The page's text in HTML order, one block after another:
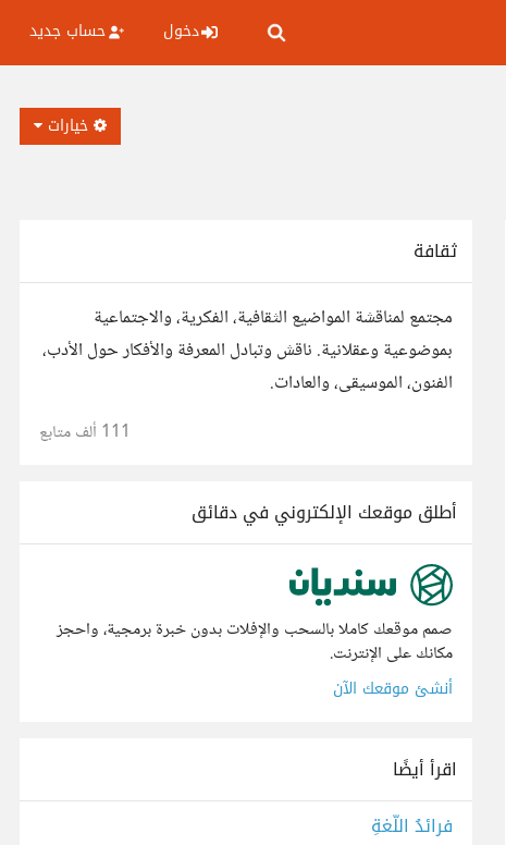
دخول حساب جديد
خيارات
ثقافة
مجتمع لمناقشة المواضيع الثقافية، الفكرية، والاجتماعية
بموضوعية وعقلانية. ناقش وتبادل المعرفة والأفكار حول الأدب،
الفنون، الموسيقى، والعادات.
111 ألف متابع
أطلق موقعك الإلكتروني في دقائق
صمم موقعك كاملا بالسحب والإفلات بدون خبرة برمجية، واحجز
مكانك على الإنترنت.
أنشئ موقعك الآن
اقرأ أيضًا
فرائدُ اللّغةِ